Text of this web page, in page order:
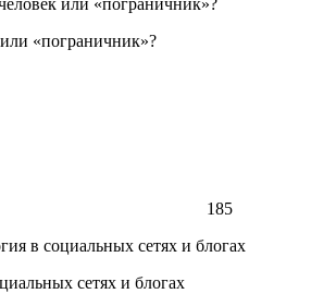
«пограничник»?
185
сетях и блогах